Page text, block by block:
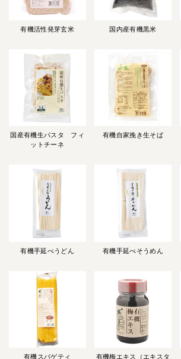
有機活性発芽玄米 国内産有機黒米
国産有機生パスタ フィ
ットチーネ
有機自家挽き生そば
有機手延べうどん 有機手延べそうめん
有機スパゲティ
有機梅エキス（エキスタ